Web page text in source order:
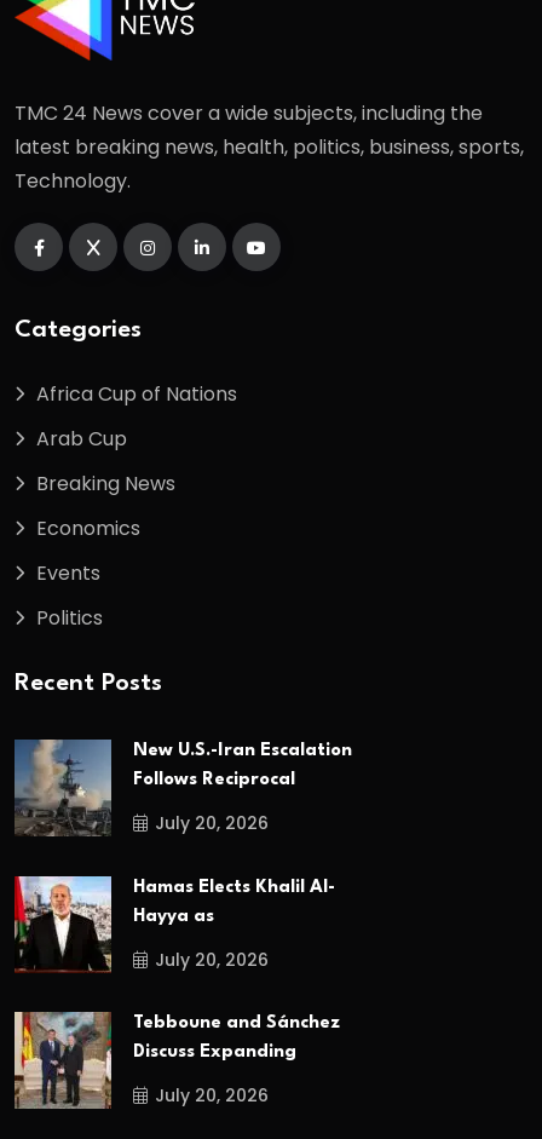
TMC 24 News cover a wide subjects, including the
latest breaking news, health, politics, business, sports,
Technology.
Categories
Africa Cup of Nations
Arab Cup
Breaking News
Economics
Events
Politics
Recent Posts
New U.S.-Iran Escalation
Follows Reciprocal
July 20, 2026
Hamas Elects Khalil Al-
Hayya as
July 20, 2026
Tebboune and Sánchez
Discuss Expanding
July 20, 2026